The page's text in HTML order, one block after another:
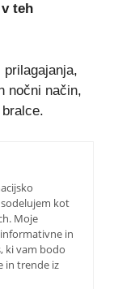
teh
nočni način,
kot
Moje
in
ki vam bodo
in trende iz